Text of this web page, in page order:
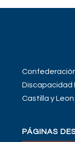
Discapacidad
Castilla y Leon
PÁGINAS